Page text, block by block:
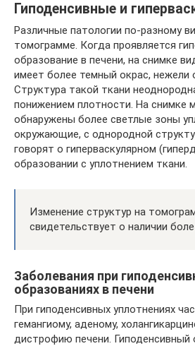
Гиподенсивные и
Различные патологии по-разному
томограмме. Когда проявляется
образование в печени, на снимке
имеет более темный окрас,
Структура такой ткани
понижением плотности. На снимке
обнаружены более светлые зоны
окружающие, с однородной
говорят о гиперваскулярном
образовании с уплотнением ткани.
Изменение структур на
свидетельствует о наличии
Заболевания при
образованиях в печени
При гиподенсивных уплотнениях
гемангиому, аденому,
дистрофию печени.